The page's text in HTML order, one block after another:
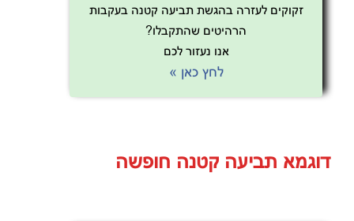
זקוקים לעזרה בהגשת תביעה קטנה בעקבות
הרהיטים שהתקבלו?
אנו נעזור לכם
לחץ כאן »
דוגמא תביעה קטנה חופשה